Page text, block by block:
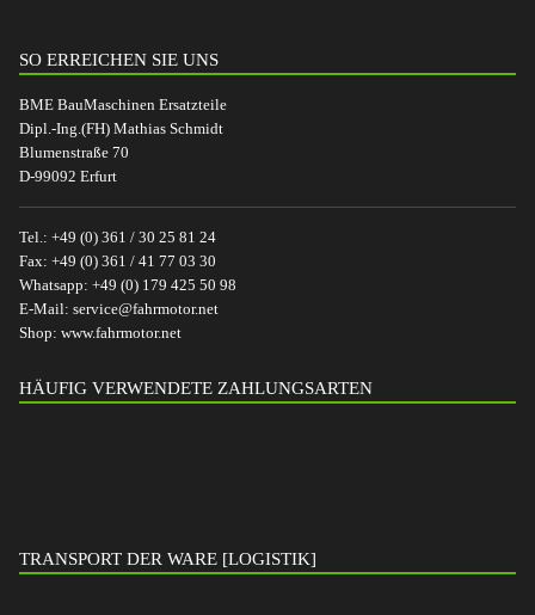
SO ERREICHEN SIE UNS
BME BauMaschinen Ersatzteile
Dipl.-Ing.(FH) Mathias Schmidt
Blumenstraße 70
D-99092 Erfurt
Tel.: +49 (0) 361 / 30 25 81 24
Fax: +49 (0) 361 / 41 77 03 30
Whatsapp: +49 (0) 179 425 50 98
E-Mail: service@fahrmotor.net
Shop: www.fahrmotor.net
HÄUFIG VERWENDETE ZAHLUNGSARTEN
TRANSPORT DER WARE [LOGISTIK]